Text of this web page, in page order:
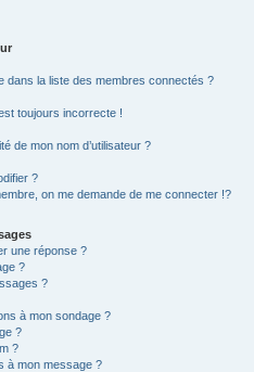
dans la liste des membres connectés ?
toujours incorrecte !
de mon nom d’utilisateur ?
?
on me demande de me connecter !?
une réponse ?
?
?
à mon sondage ?
?
?
à mon message ?